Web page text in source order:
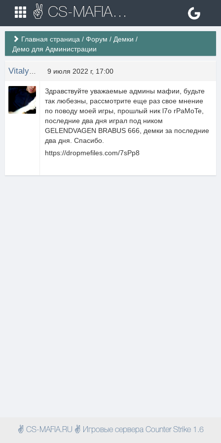
✌ CS-MAFIA.RU ✌ Игровые сервера Counter Strike 1.6
Главная страница / Форум / Демки /
Демо для Администрации
9 июля 2022 г, 17:00
Здравствуйте уважаемые админы мафии, будьте
так любезны, рассмотрите еще раз свое мнение
по поводу моей игры, прошлый ник l7o rPaMoTe,
последние два дня играл под ником
GELENDVAGEN BRABUS 666, демки за последние
два дня. Спасибо.
https://dropmefiles.com/7sPp8
✌ CS-MAFIA.RU ✌ Игровые сервера Counter Strike 1.6